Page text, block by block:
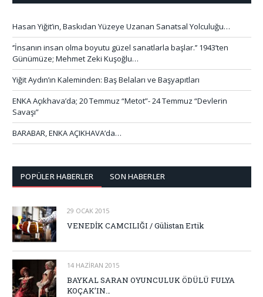
Hasan Yiğit’in, Baskıdan Yüzeye Uzanan Sanatsal Yolculuğu…
‘’İnsanın insan olma boyutu güzel sanatlarla başlar.’’ 1943’ten
Günümüze; Mehmet Zeki Kuşoğlu…
Yiğit Aydın’ın Kaleminden: Baş Belaları ve Başyapıtları
ENKA Açıkhava’da; 20 Temmuz “Metot”- 24 Temmuz “Devlerin
Savaşı”
BARABAR, ENKA AÇIKHAVA’da…
POPÜLER HABERLER SON HABERLER
29 OCAK 2015
VENEDİK CAMCILIĞI / Gülistan Ertik
14 HAZIRAN 2015
BAYKAL SARAN OYUNCULUK ÖDÜLÜ FULYA
KOÇAK’IN…